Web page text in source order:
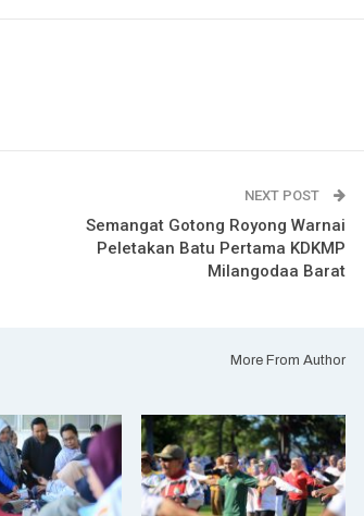
NEXT POST
Semangat Gotong Royong Warnai
Peletakan Batu Pertama KDKMP
Milangodaa Barat
More From Author